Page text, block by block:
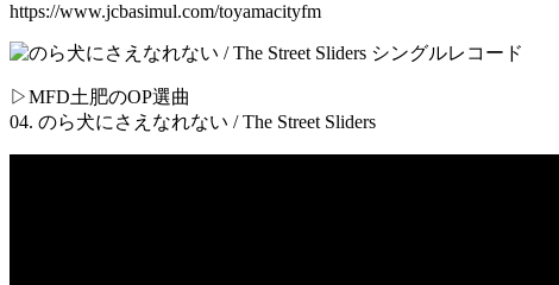
https://www.jcbasimul.com/toyamacityfm
▷MFD土肥のOP選曲
04. のら犬にさえなれない / The Street Sliders